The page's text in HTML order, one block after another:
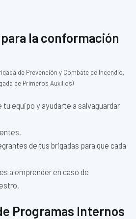
la conformación
de Prevención y Combate de Incendio,
de Primeros Auxilios)
equipo y ayudarte a salvaguardar
de tus brigadas para que cada
a emprender en caso de
Programas Internos